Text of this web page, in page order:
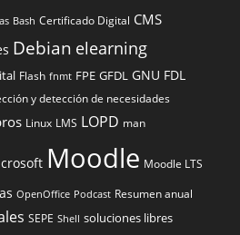
Bash Certificado Digital CMS
Debian elearning
Flash fnmt FPE GFDL GNU FDL
y detección de necesidades
Linux LMS LOPD man
Moodle Moodle LTS
OpenOffice Podcast Resumen anual
SEPE Shell soluciones libres